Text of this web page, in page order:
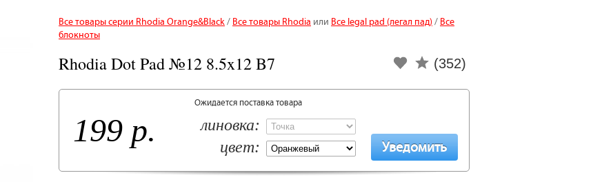
Все товары серии Rhodia Orange&Black/ Все товары Rhodia или Все legal pad (легал пад) / Все
блокноты
(352)
Rhodia Dot Pad №12 8.5x12 B7
199 р.
Ожидается поставка товара
линовка:
цвет: